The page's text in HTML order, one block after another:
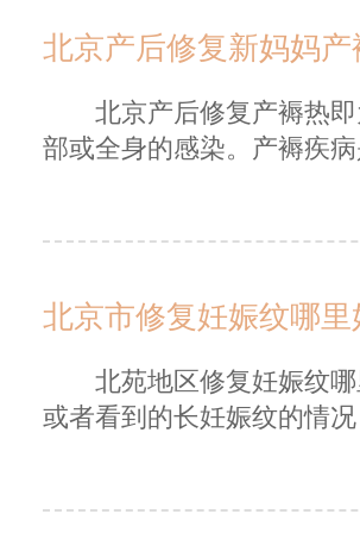
北京产后修复新妈妈
北京产后修复产褥热即
部或全身的感染。产褥疾
北京市修复妊娠纹哪里
北苑地区修复妊娠纹哪
或者看到的长妊娠纹的情